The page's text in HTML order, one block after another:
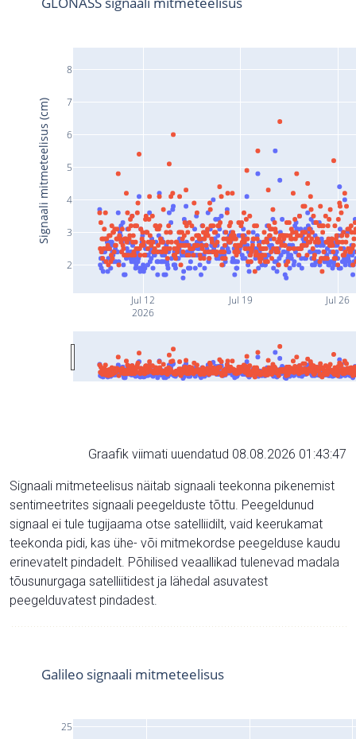
Jul 12
2026
Jul 19 Jul 26
2
3
4
5
6
7
8
Signaali mitmeteelisus (cm)
Graafik viimati uuendatud 08.08.2026 01:43:47
Signaali mitmeteelisus näitab signaali teekonna pikenemist
sentimeetrites signaali peegelduste tõttu. Peegeldunud
signaal ei tule tugijaama otse satelliidilt, vaid keerukamat
teekonda pidi, kas ühe- või mitmekordse peegelduse kaudu
erinevatelt pindadelt. Põhilised veaallikad tulenevad madala
tõusunurgaga satelliitidest ja lähedal asuvatest
peegelduvatest pindadest.
25
Galileo signaali mitmeteelisus